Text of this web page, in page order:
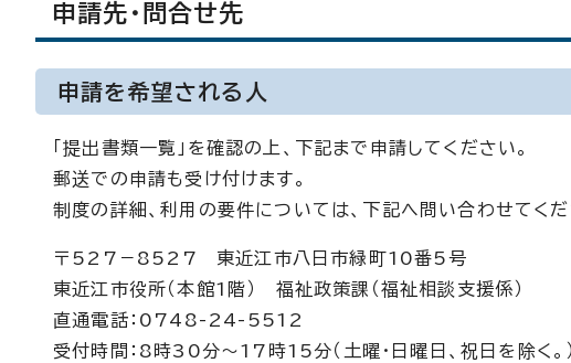
申請先・問合せ先
申請を希望される人
「提出書類一覧」を確認の上、下記まで申請してください。
郵送での申請も受け付けます。
制度の詳細、利用の要件については、下記へ問い合わせてくだ
〒527－8527 東近江市八日市緑町10番5号
東近江市役所（本館1階） 福祉政策課（福祉相談支援係）
直通電話：0748-24-5512
受付時間：8時30分～17時15分（土曜・日曜日、祝日を除く。）